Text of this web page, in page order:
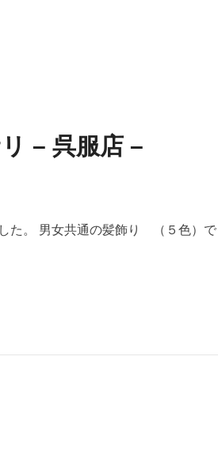
– 呉服店 –
た。 男女共通の髪飾り （５色）で